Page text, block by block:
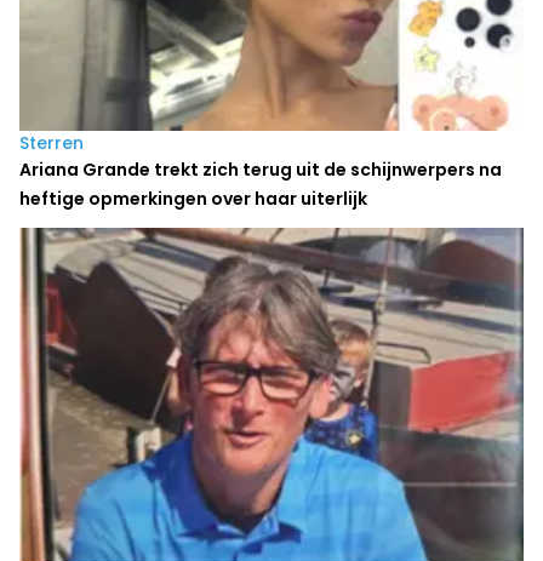
Sterren
Ariana Grande trekt zich terug uit de schijnwerpers na
heftige opmerkingen over haar uiterlijk